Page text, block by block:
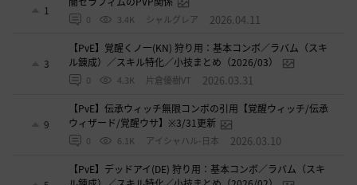
1
0 3.4K シャルグレア 2026.04.11
3
【PvE】覚醒くノ一(KN) 狩り用：基本コンボ／ラバム（スキ
ル錬成）／スキル特化／小技まとめ（2026/03）
0 4.3K 片倉優樹VT 2026.03.31
9
【PvE】伝承ウィッチ無限コンボの引用【覚醒ウィッチ/伝承
ウィザード/覚醒ウサ】※3/31更新
0 6.1K アイシャハル-日本 2026.03.10
【PvE】デッドアイ(DE) 狩り用：基本コンボ／ラバム（スキ